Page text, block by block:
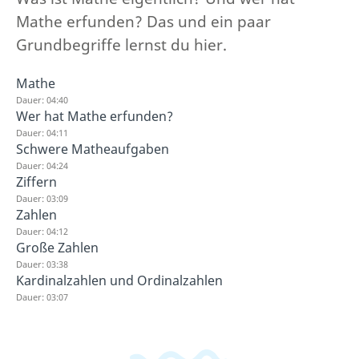
Mathe erfunden? Das und ein paar
Grundbegriffe lernst du hier.
Mathe
Dauer: 04:40
Wer hat Mathe erfunden?
Dauer: 04:11
Schwere Matheaufgaben
Dauer: 04:24
Ziffern
Dauer: 03:09
Zahlen
Dauer: 04:12
Große Zahlen
Dauer: 03:38
Kardinalzahlen und Ordinalzahlen
Dauer: 03:07